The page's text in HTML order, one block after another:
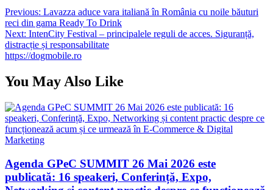
Navigare
în
articole
Previous: Lavazza aduce vara italiană în România cu noile băuturi
reci din gama Ready To Drink
Next: IntenCity Festival – principalele reguli de acces. Siguranță,
distracție și responsabilitate
https://dogmobile.ro
You May Also Like
Agenda GPeC SUMMIT 26 Mai 2026 este
publicată: 16 speakeri, Conferință, Expo,